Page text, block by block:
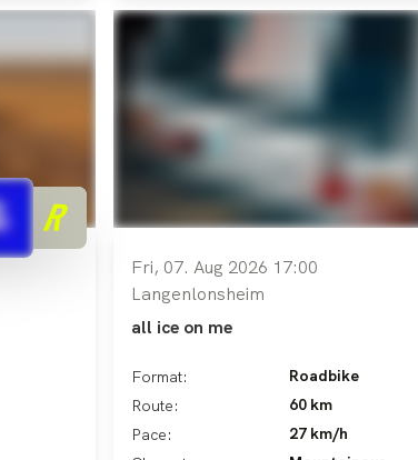
Fri, 07. Aug 2026 17:00
Langenlonsheim
all ice on me
Format:
Roadbike
Route:
60 km
Pace:
27 km/h